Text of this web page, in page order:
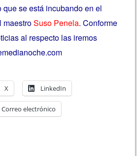
se está incubando en el
maestroSuso Penela. Conforme
al respecto las iremos
X LinkedIn
Correo electrónico